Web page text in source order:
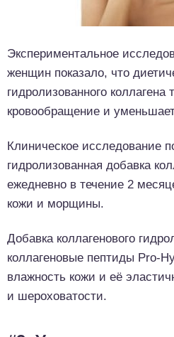
Экспериментальное
женщин показало, что
гидролизованного
кровообращение и
Клиническое исследование
гидролизованная добавка
ежедневно в течение 2
кожи и морщины.
Добавка коллагенового
коллагеновые пептиды Pro-
влажность кожи и её
и шероховатости.